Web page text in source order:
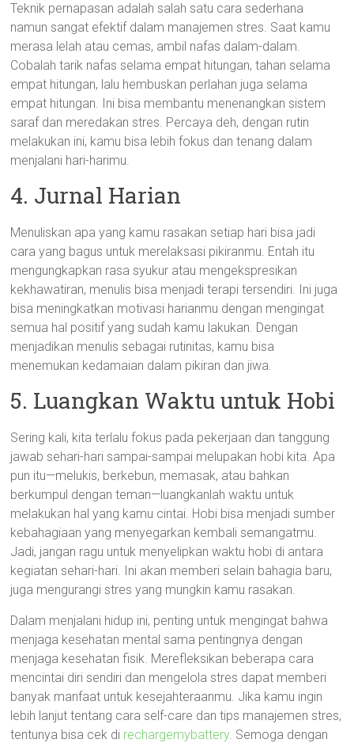
Teknik pernapasan adalah salah satu cara sederhana
namun sangat efektif dalam manajemen stres. Saat kamu
merasa lelah atau cemas, ambil nafas dalam-dalam.
Cobalah tarik nafas selama empat hitungan, tahan selama
empat hitungan, lalu hembuskan perlahan juga selama
empat hitungan. Ini bisa membantu menenangkan sistem
saraf dan meredakan stres. Percaya deh, dengan rutin
melakukan ini, kamu bisa lebih fokus dan tenang dalam
menjalani hari-harimu.
4. Jurnal Harian
Menuliskan apa yang kamu rasakan setiap hari bisa jadi
cara yang bagus untuk merelaksasi pikiranmu. Entah itu
mengungkapkan rasa syukur atau mengekspresikan
kekhawatiran, menulis bisa menjadi terapi tersendiri. Ini juga
bisa meningkatkan motivasi harianmu dengan mengingat
semua hal positif yang sudah kamu lakukan. Dengan
menjadikan menulis sebagai rutinitas, kamu bisa
menemukan kedamaian dalam pikiran dan jiwa.
5. Luangkan Waktu untuk Hobi
Sering kali, kita terlalu fokus pada pekerjaan dan tanggung
jawab sehari-hari sampai-sampai melupakan hobi kita. Apa
pun itu—melukis, berkebun, memasak, atau bahkan
berkumpul dengan teman—luangkanlah waktu untuk
melakukan hal yang kamu cintai. Hobi bisa menjadi sumber
kebahagiaan yang menyegarkan kembali semangatmu.
Jadi, jangan ragu untuk menyelipkan waktu hobi di antara
kegiatan sehari-hari. Ini akan memberi selain bahagia baru,
juga mengurangi stres yang mungkin kamu rasakan.
Dalam menjalani hidup ini, penting untuk mengingat bahwa
menjaga kesehatan mental sama pentingnya dengan
menjaga kesehatan fisik. Merefleksikan beberapa cara
mencintai diri sendiri dan mengelola stres dapat memberi
banyak manfaat untuk kesejahteraanmu. Jika kamu ingin
lebih lanjut tentang cara self-care dan tips manajemen stres,
tentunya bisa cek di rechargemybattery. Semoga dengan